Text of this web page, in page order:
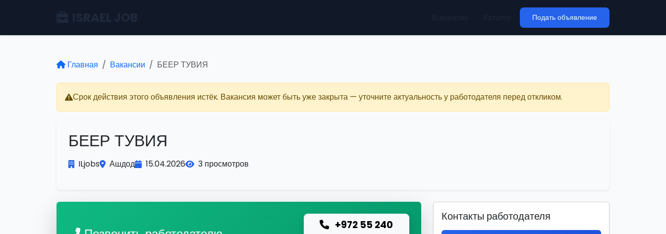
Подать объявление
Главная Вакансии БЕЕР ТУВИЯ
Срок действия этого объявления истёк. Вакансия может быть уже закрыта — уточните актуальность у работодателя перед откликом.
БЕЕР ТУВИЯ
ILjobs Ашдод 15.04.2026 3 просмотров
+972 55 240
Контакты работодателя